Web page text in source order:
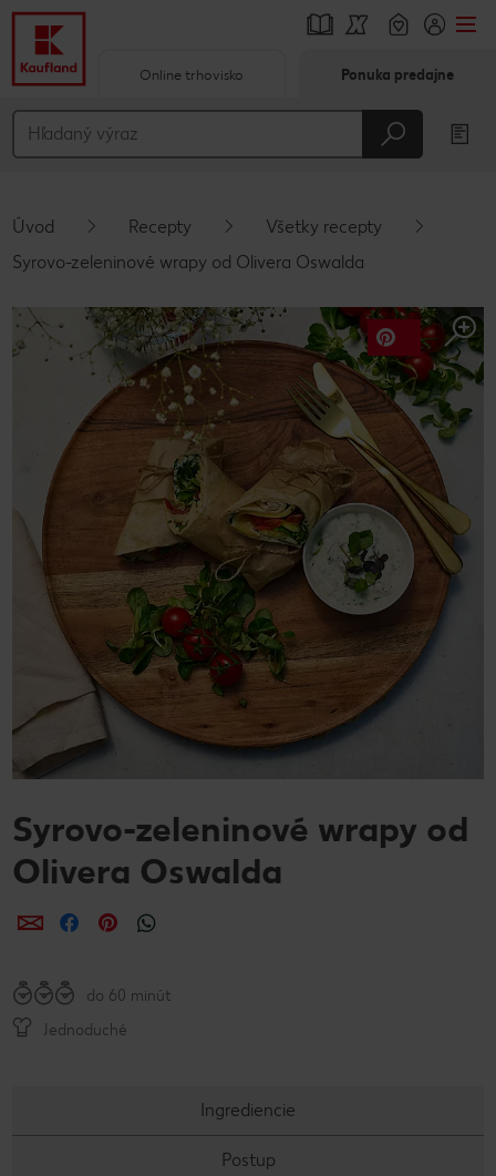
Hlavný obsah
Vyskakovací bočný panel
Online trhovisko Ponuka predajne
Úvod Recepty
Všetky recepty
Syrovo-zeleninové wrapy od Olivera Oswalda
Syrovo-zeleninové wrapy od
Olivera Oswalda
ZdieľaťZdieľaťZdieľať
do 60 minút
Jednoduché
Ingrediencie
Postup